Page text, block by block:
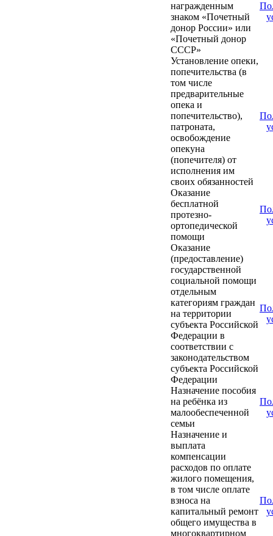
награжденным
знаком «Почетный
донор России» или
«Почетный донор
СССР»
Установление опеки,
попечительства (в
том числе
предварительные
опека и
попечительство),
патроната,
освобождение
опекуна
(попечителя) от
исполнения им
своих обязанностей
Оказание
бесплатной
протезно-
ортопедической
помощи
Оказание
(предоставление)
государственной
социальной помощи
отдельным
категориям граждан
на территории
субъекта Российской
Федерации в
соответствии с
законодательством
субъекта Российской
Федерации
Назначение пособия
на ребёнка из
малообеспеченной
семьи
Назначение и
выплата
компенсации
расходов по оплате
жилого помещения,
в том числе оплате
взноса на
капитальный ремонт
общего имущества в
многоквартирном